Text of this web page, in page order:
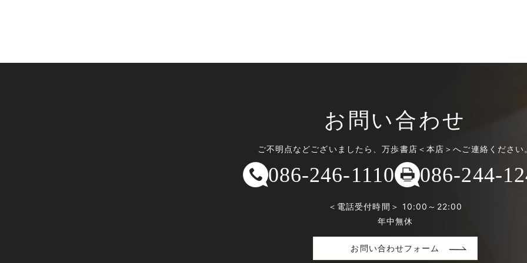
お問い合わせ
ご不明点などございましたら、万歩書店＜本店＞へご連絡ください
086-246-1110 086-244-
＜電話受付時間＞ 10:00～22:00
年中無休
お問い合わせフォーム